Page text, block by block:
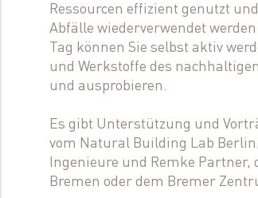
Ressourcen effizient genutzt
Abfälle wiederverwendet
Tag können Sie selbst aktiv
und Werkstoffe des
und ausprobieren.
Es gibt Unterstützung und
vom Natural Building Lab
Ingenieure und Remke Partner,
Bremen oder dem Bremer